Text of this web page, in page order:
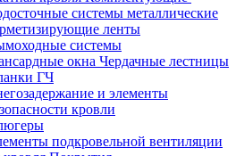
системы металлические
ленты
системы
окна Чердачные лестницы
ГЧ
и элементы
кровли
подкровельной вентиляции